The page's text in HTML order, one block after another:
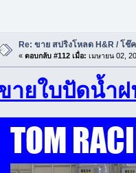
Re: ขาย สปริงโหลด H&R / โช๊
«ตอบกลับ #112 เมื่อ: เมษายน 02,
ายใบปัดน้ำฝ